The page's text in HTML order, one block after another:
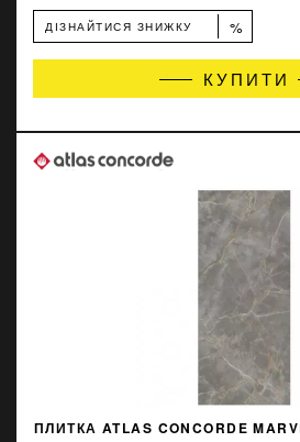
ДІЗНАЙТИСЯ ЗНИЖКУ %
КУПИТИ
ПЛИТКА ATLAS CONCORDE